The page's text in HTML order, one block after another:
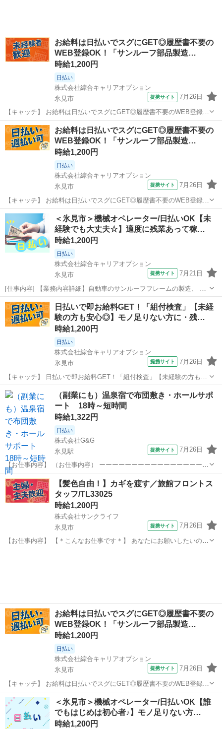
お給料は日払いでスグにGET◎履歴書不要の
WEB登録OK！「サンルーフ部品製造…
時給1,200円
日払い
株式会社綜合キャリアオプション
氷見市
提携サイト 7月26日
【キャッチ】 お給料は日払いでスグにGET◎履歴書不要のWEB登録
OK！「サンルーフ部品製造」高時給1200円！氷見周辺！20代～40代
のスタッフが多数活躍中★ 【コメント】 製造のお仕事をお探しの方必
見！ 「経験ないけ...
富山 氷見市 工場
お給料は日払いでスグにGET◎履歴書不要の
WEB登録OK！「サンルーフ部品製造…
時給1,200円
日払い
株式会社綜合キャリアオプション
氷見市
提携サイト 7月26日
【キャッチ】 お給料は日払いでスグにGET◎履歴書不要のWEB登録
OK！「サンルーフ部品製造」高時給1200円！氷見周辺！20代～40代
のスタッフが多数活躍中★ 【コメント】 製造のお仕事をお探しの方必
見！ 「経験ないけ...
富山 氷見市 工場
＜氷見市＞機械オペレーター/日払いOK【未
経験でも大丈夫☆】適度に残業あって稼…
時給1,200円
日払い
株式会社綜合キャリアオプション
氷見市
提携サイト 7月21日
[仕事内容] 【業務内容詳細】自動車のサンルーフフレームの製造、 プ
レス・加工・組付け・検査、 軽い製品を扱います。 【取扱製品情報】
自動車用アルミ部品 。＋お仕事探しはコンシェルスタッフにおまかせ
＋。 あなたのお仕事探...
富山 氷見市 工場
日払いで即お給料GET！「組付検査」【未経
験の方も安心◎】モノ足りない方に・残…
時給1,200円
日払い
株式会社綜合キャリアオプション
氷見市
提携サイト 7月26日
【キャッチ】 日払いで即お給料GET！「組付検査」【未経験の方も安
心◎】モノ足りない方に・残業20H未満♪アナタらしく♪髪型自由☆高
時給1200円！ 【コメント】 ＼大手人材派遣会社で働きませんか♪／
「新しい職場は不安...
富山 工場
（副業にも）温泉宿で布団敷き・ホールサポ
ート 18時～短時間
時給1,322円
日払い
株式会社G&G
氷見駅
提携サイト 7月26日
【お仕事内容】 （お仕事内容） ーーーーーーーーーーーーーーーーー
ー 温泉宿泊施設で、夕方からの サポート業務をお願いします。 【具
体的には】 ・客室での布団敷き ・食器の洗浄 ・お料理の配膳、下膳
（ホール対応） 専門的...
富山 氷見市 氷見駅 その他
【髪色自由！】カギを渡す／旅館フロントス
タッフ/TL33025
時給1,200円
株式会社サンクライフ
氷見市
提携サイト 7月26日
【お仕事内容】 【＊こんなお仕事です＊】 あなたにお願いしたいの
お給料は日払いでスグにGET◎履歴書不要の
WEB登録OK！「サンルーフ部品製造…
時給1,200円
日払い
株式会社綜合キャリアオプション
氷見市
提携サイト 7月26日
【キャッチ】 お給料は日払いでスグにGET◎履歴書不要のWEB登録
OK！「サンルーフ部品製造」高時給1200円～1500円！氷見周辺！20
代～40代のスタッフが多数活躍中★ 【コメント】 製造のお仕事をお探
しにおススメ♪ ...
富山 氷見市 工場
＜氷見市＞機械オペレーター/日払いOK【誰
でもはじめは初心者♪】モノ足りない方…
時給1,200円